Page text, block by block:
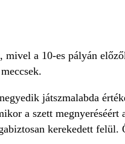
mivel a 10-es pályán
játszmalabda
a szett megnyeréséért
kerekedett felül.